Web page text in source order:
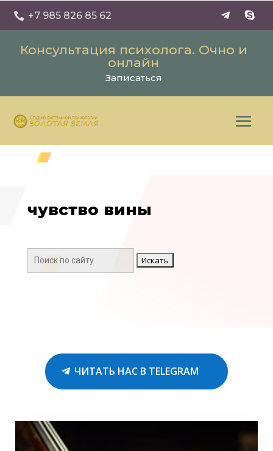
 +7 985 826 85 62
Консультация психолога. Очно и
онлайн
Записаться
чувство вины
Поиск:
ЧИТАТЬ НАС В TELEGRAM